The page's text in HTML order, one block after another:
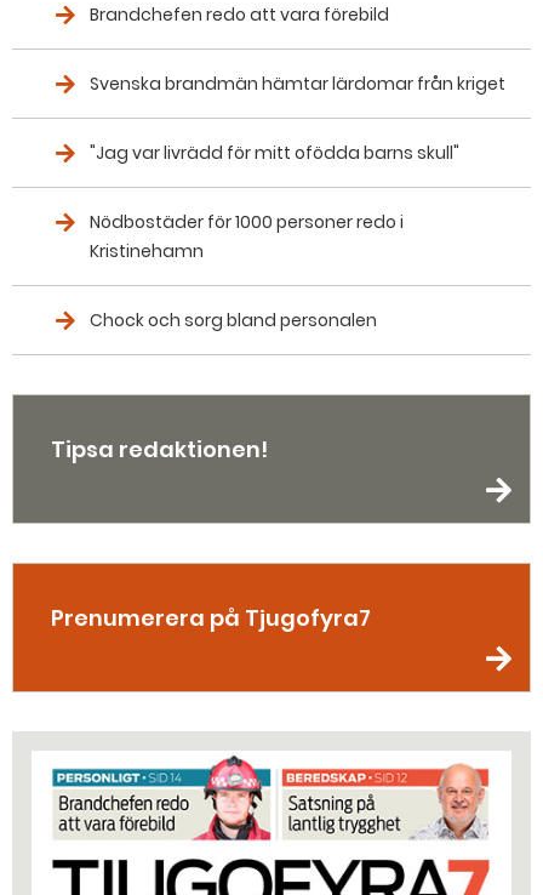
Brandchefen redo att vara förebild
Svenska brandmän hämtar lärdomar från kriget
"Jag var livrädd för mitt ofödda barns skull"
Nödbostäder för 1000 personer redo i
Kristinehamn
Chock och sorg bland personalen
Tipsa redaktionen!
Prenumerera på Tjugofyra7